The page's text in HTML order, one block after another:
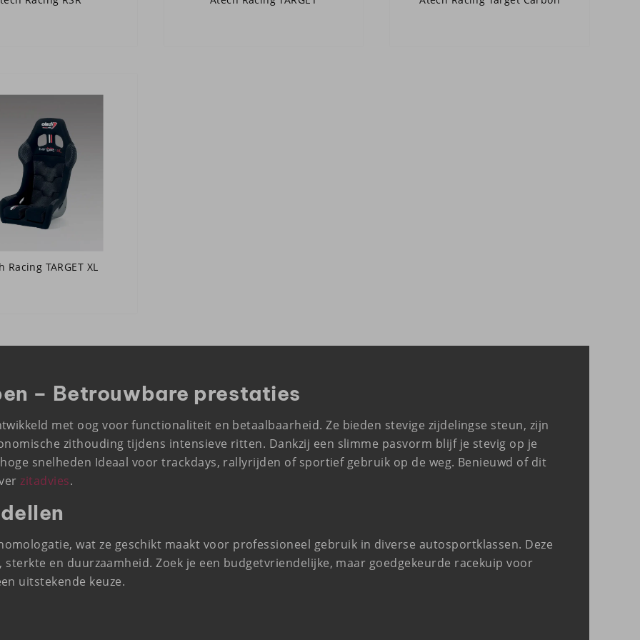
Racing TARGET XL
– Betrouwbare prestaties
met oog voor functionaliteit en betaalbaarheid. Ze bieden stevige zijdelingse steun, zijn
zithouding tijdens intensieve ritten. Dankzij een slimme pasvorm blijf je stevig op je
snelheden Ideaal voor trackdays, rallyrijden of sportief gebruik op de weg. Benieuwd of dit
zitadvies.
wat ze geschikt maakt voor professioneel gebruik in diverse autosportklassen. Deze
en duurzaamheid. Zoek je een budgetvriendelijke, maar goedgekeurde racekuip voor
uitstekende keuze.